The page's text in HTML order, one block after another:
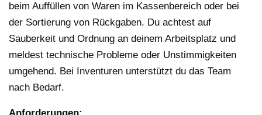
beim Auffüllen von Waren im Kassenbereich oder bei
der Sortierung von Rückgaben. Du achtest auf
Sauberkeit und Ordnung an deinem Arbeitsplatz und
meldest technische Probleme oder Unstimmigkeiten
umgehend. Bei Inventuren unterstützt du das Team
nach Bedarf.